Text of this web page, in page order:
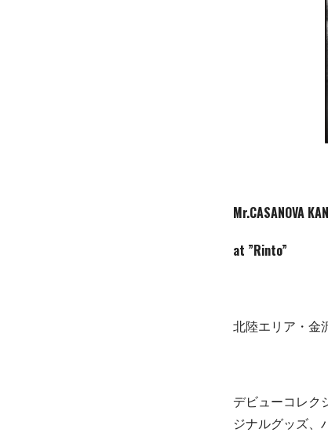
Mr.CASANOVA
at ”Rinto”
北陸エリア・金
デビューコレク
ジナルグッズ、